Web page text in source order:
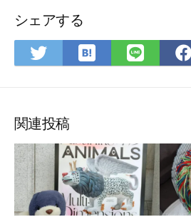
シェアする
Twitter
で
ア
は
て
マ
ー
ク
に
LINE
で
関連投稿